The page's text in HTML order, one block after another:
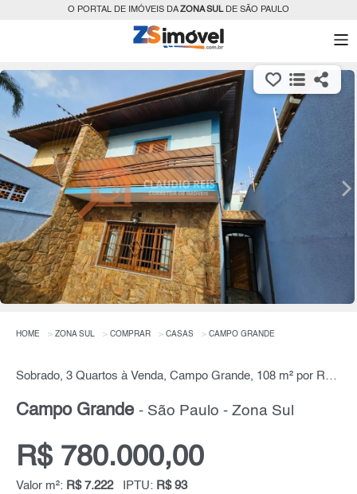
O PORTAL DE IMÓVEIS DAZONA SULDE SÃO PAULO
HOME ZONA SUL COMPRAR CASAS CAMPO GRANDE
Sobrado, 3 Quartos à Venda, Campo Grande, 108 m² por R$ 780.000,00
Campo Grande - São Paulo - Zona Sul
R$ 780.000,00
Valor m²: R$ 7.222 IPTU: R$ 93